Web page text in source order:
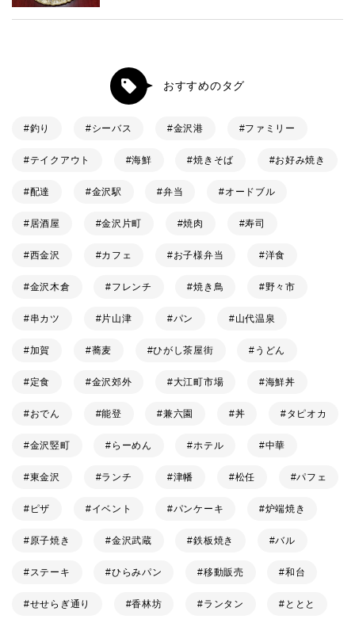
おすすめのタグ
釣り シーバス 金沢港 ファミリー
テイクアウト 海鮮 焼きそば お好み焼き
配達 金沢駅 弁当 オードブル
居酒屋 金沢片町 焼肉 寿司
西金沢 カフェ お子様弁当 洋食
金沢木倉 フレンチ 焼き鳥 野々市
串カツ 片山津 パン 山代温泉
加賀 蕎麦 ひがし茶屋街 うどん
定食 金沢郊外 大江町市場 海鮮丼
おでん 能登 兼六園 丼 タピオカ
金沢竪町 らーめん ホテル 中華
東金沢 ランチ 津幡 松任 パフェ
ピザ イベント パンケーキ 炉端焼き
原子焼き 金沢武蔵 鉄板焼き バル
ステーキ ひらみパン 移動販売 和台
せせらぎ通り 香林坊 ランタン ととと